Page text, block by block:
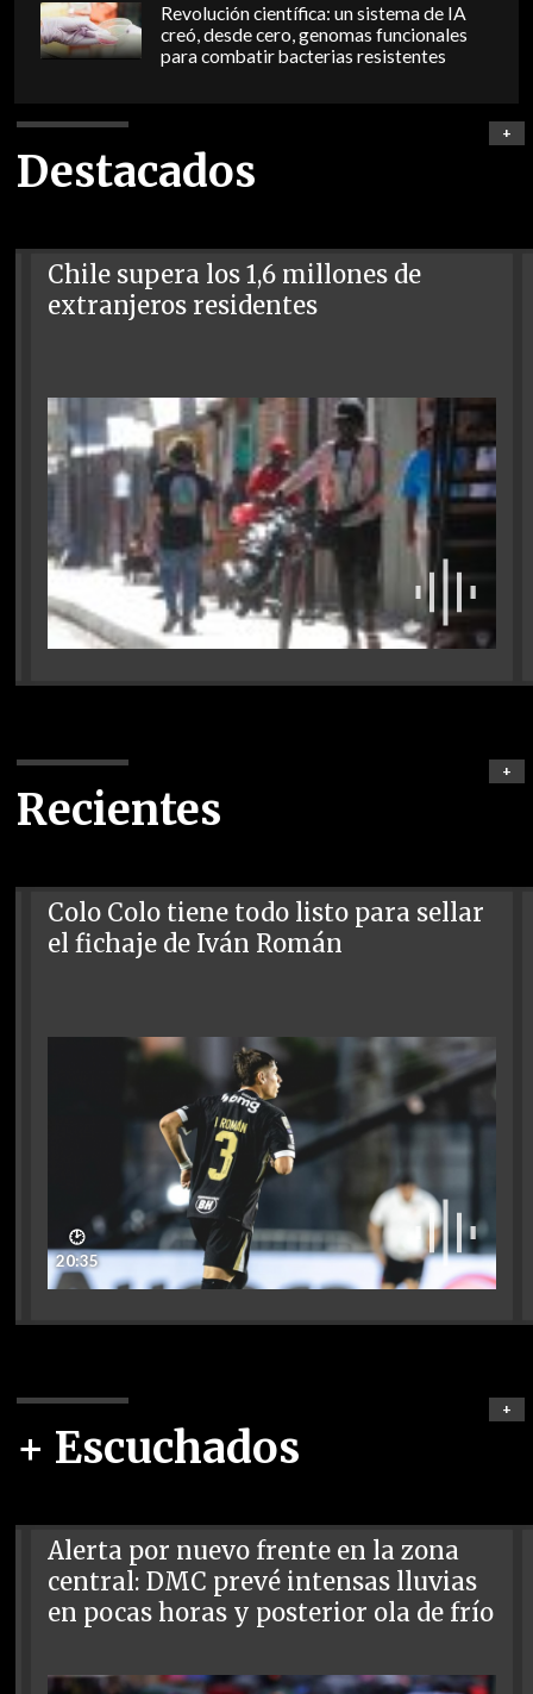
Revolución científica: un sistema de IA
creó, desde cero, genomas funcionales
para combatir bacterias resistentes
Destacados
+
Chile supera los 1,6 millones de
extranjeros residentes
Recientes
+
Colo Colo tiene todo listo para sellar
el fichaje de Iván Román
🕑
20:35
+ Escuchados
+
Alerta por nuevo frente en la zona
central: DMC prevé intensas lluvias
en pocas horas y posterior ola de frío